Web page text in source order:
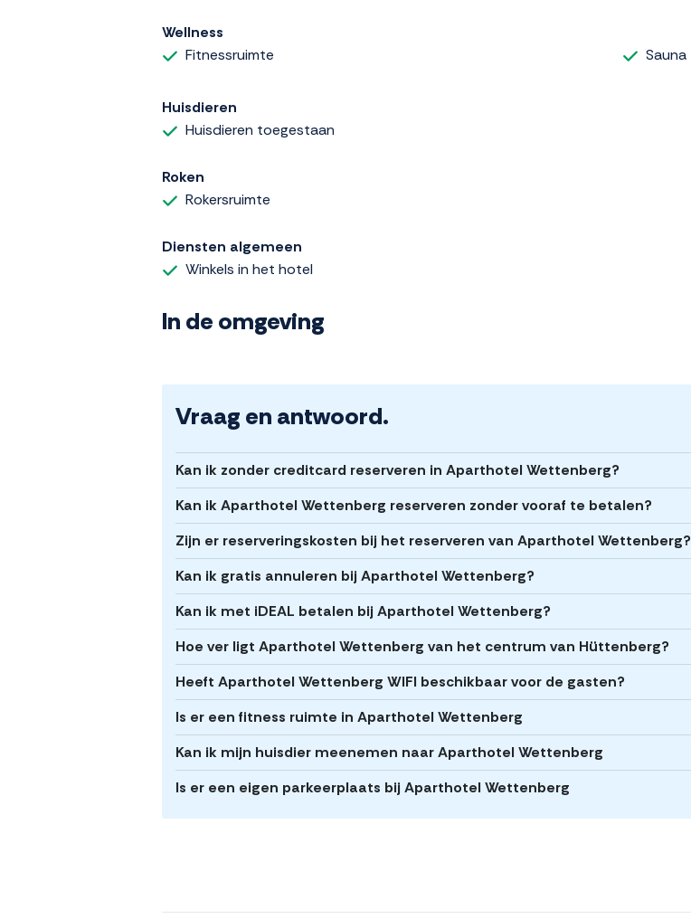
Wellness
Fitnessruimte
Sauna
Huisdieren
Huisdieren toegestaan
Roken
Rokersruimte
Diensten algemeen
Winkels in het hotel
In de omgeving
Vraag en antwoord.
Kan ik zonder creditcard reserveren in Aparthotel Wettenberg?
Kan ik Aparthotel Wettenberg reserveren zonder vooraf te betalen?
Zijn er reserveringskosten bij het reserveren van Aparthotel Wettenberg?
Kan ik gratis annuleren bij Aparthotel Wettenberg?
Kan ik met iDEAL betalen bij Aparthotel Wettenberg?
Hoe ver ligt Aparthotel Wettenberg van het centrum van Hüttenberg?
Heeft Aparthotel Wettenberg WIFI beschikbaar voor de gasten?
Is er een fitness ruimte in Aparthotel Wettenberg
Kan ik mijn huisdier meenemen naar Aparthotel Wettenberg
Is er een eigen parkeerplaats bij Aparthotel Wettenberg